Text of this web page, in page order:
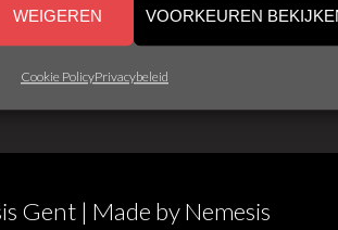
WEIGEREN VOORKEUREN
Cookie PolicyPrivacybeleid
Gent | Made byNemesis